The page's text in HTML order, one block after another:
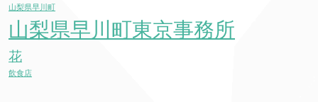
山梨県早川町
山梨県早川町東京事務所
花
飲食店